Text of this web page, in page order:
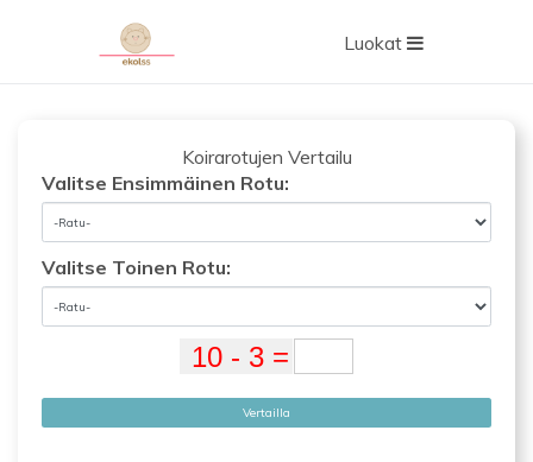
Luokat
Koirarotujen Vertailu
Valitse Ensimmäinen Rotu:
Valitse Toinen Rotu:
Vertailla